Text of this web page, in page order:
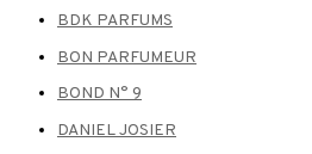
BDK PARFUMS
BON PARFUMEUR
BOND N° 9
DANIEL JOSIER